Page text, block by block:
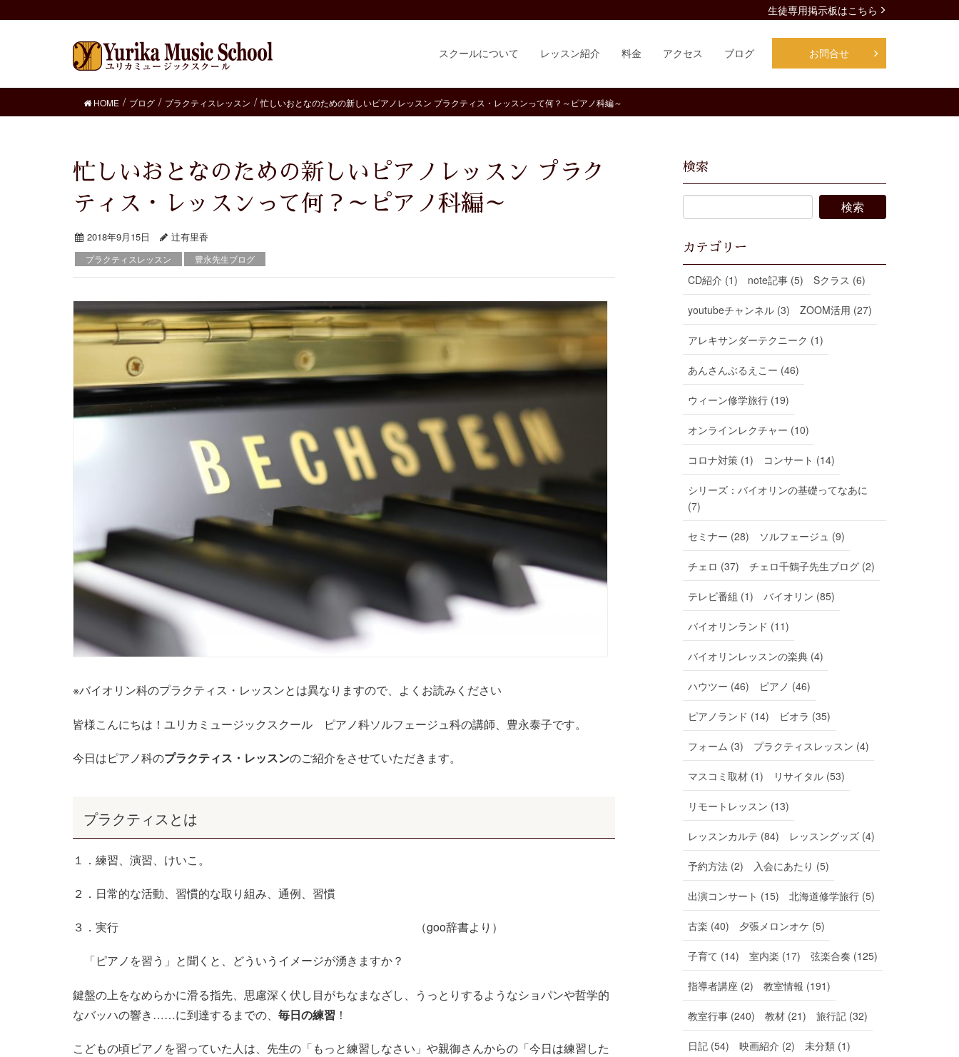
生徒専用掲示板はこちら
スクールについて レッスン紹介 料金 アクセス ブログ お問合せ
HOME ブログ プラクティスレッスン 忙しいおとなのための新しいピアノレッスン プラクティス・レッスンって何？～ピアノ科編～
忙しいおとなのための新しいピアノレッスン プラク
ティス・レッスンって何？～ピアノ科編～
2018年9月15日 辻有里香
プラクティスレッスン 豊永先生ブログ
※バイオリン科のプラクティス・レッスンとは異なりますので、よくお読みください
皆様こんにちは！ユリカミュージックスクール ピアノ科ソルフェージュ科の講師、豊永泰子です。
今日はピアノ科のプラクティス・レッスンのご紹介をさせていただきます。
プラクティスとは
１．練習、演習、けいこ。
２．日常的な活動、習慣的な取り組み、通例、習慣
３．実行 （goo辞書より）
「ピアノを習う」と聞くと、どういうイメージが湧きますか？
鍵盤の上をなめらかに滑る指先、思慮深く伏し目がちなまなざし、うっとりするようなショパンや哲学的
なバッハの響き ……に到達するまでの、 毎日の練習 ！
こどもの頃ピアノを習っていた人は、先生の「もっと練習しなさい」や親御さんからの「今日は練習した
検索
カテゴリー
CD紹介 (1) note記事 (5) Sクラス (6)
youtubeチャンネル (3) ZOOM活用 (27)
アレキサンダーテクニーク (1)
あんさんぶるえこー (46)
ウィーン修学旅行 (19)
オンラインレクチャー (10)
コロナ対策 (1) コンサート (14)
シリーズ：バイオリンの基礎ってなあに
(7)
セミナー (28) ソルフェージュ (9)
チェロ (37) チェロ千鶴子先生ブログ (2)
テレビ番組 (1) バイオリン (85)
バイオリンランド (11)
バイオリンレッスンの楽典 (4)
ハウツー (46) ピアノ (46)
ピアノランド (14) ビオラ (35)
フォーム (3) プラクティスレッスン (4)
マスコミ取材 (1) リサイタル (53)
リモートレッスン (13)
レッスンカルテ (84) レッスングッズ (4)
予約方法 (2) 入会にあたり (5)
出演コンサート (15) 北海道修学旅行 (5)
古楽 (40) 夕張メロンオケ (5)
子育て (14) 室内楽 (17) 弦楽合奏 (125)
指導者講座 (2) 教室情報 (191)
教室行事 (240) 教材 (21) 旅行記 (32)
日記 (54) 映画紹介 (2) 未分類 (1)